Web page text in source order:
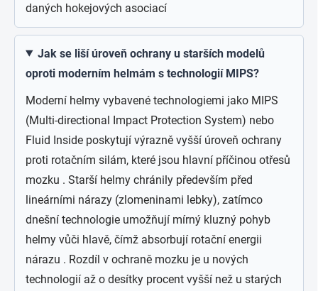
daných hokejových asociací
Jak se liší úroveň ochrany u starších modelů
oproti moderním helmám s technologií MIPS?
Moderní helmy vybavené technologiemi jako MIPS
(Multi-directional Impact Protection System) nebo
Fluid Inside poskytují výrazně vyšší úroveň ochrany
proti rotačním silám, které jsou hlavní příčinou otřesů
mozku . Starší helmy chránily především před
lineárními nárazy (zlomeninami lebky), zatímco
dnešní technologie umožňují mírný kluzný pohyb
helmy vůči hlavě, čímž absorbují rotační energii
nárazu . Rozdíl v ochraně mozku je u nových
technologií až o desítky procent vyšší než u starých